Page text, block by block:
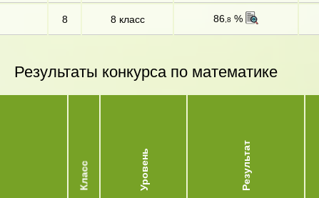
8 8 класс 86 ,8 %
Результаты конкурса по математике
Класс Уровень Результат